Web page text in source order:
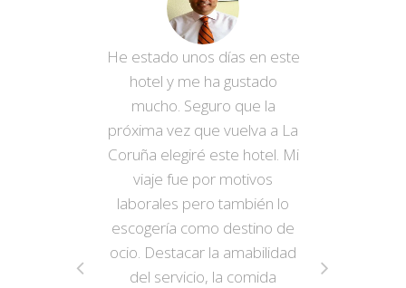
He estado unos días en este
hotel y me ha gustado
mucho. Seguro que la
próxima vez que vuelva a La
Coruña elegiré este hotel. Mi
viaje fue por motivos
laborales pero también lo
escogería como destino de
ocio. Destacar la amabilidad
del servicio, la comida